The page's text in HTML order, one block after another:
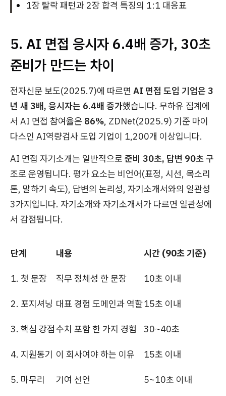
1장 탈락 패턴과 2장 합격 특징의 1:1 대응표
5. AI 면접 응시자 6.4배 증가, 30초
준비가 만드는 차이
전자신문 보도(2025.7)에 따르면 AI 면접 도입 기업은 3
년 새 3배, 응시자는 6.4배 증가했습니다. 무하유 집계에
서 AI 면접 참여율은 86%, ZDNet(2025.9) 기준 마이
다스인 AI역량검사 도입 기업이 1,200개 이상입니다.
AI 면접 자기소개는 일반적으로 준비 30초, 답변 90초구
조로 운영됩니다. 평가 요소는 비언어(표정, 시선, 목소리
톤, 말하기 속도), 답변의 논리성, 자기소개서와의 일관성
3가지입니다. 자기소개와 자기소개서가 다르면 일관성에
서 감점됩니다.
단계 내용 시간 (90초 기준)
1. 첫 문장 직무 정체성 한 문장 10초 이내
2. 포지셔닝 대표 경험 도메인과 역할15초 이내
3. 핵심 강점수치 포함 한 가지 경험 30~40초
4. 지원동기 이 회사여야 하는 이유 15초 이내
5. 마무리 기여 선언 5~10초 이내